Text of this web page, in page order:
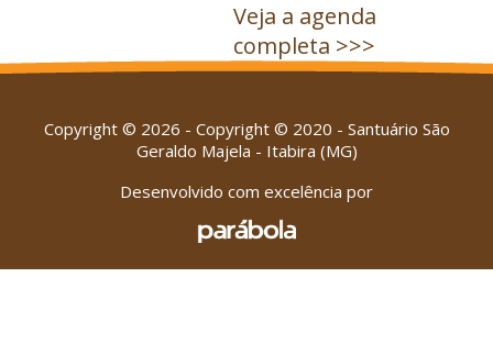
Veja a agenda
completa >>>
Copyright © 2026 - Copyright © 2020 - Santuário São
Geraldo Majela - Itabira (MG)
Desenvolvido com excelência por